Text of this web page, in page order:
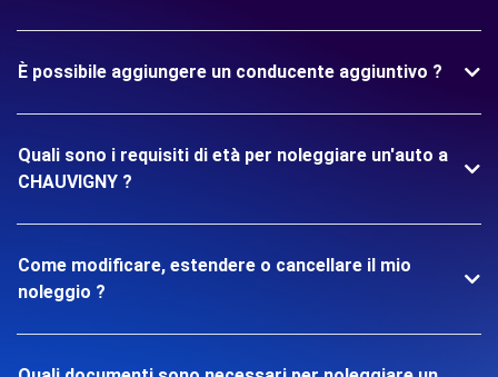
È possibile aggiungere un conducente aggiuntivo ?
Quali sono i requisiti di età per noleggiare un'auto a
CHAUVIGNY ?
Come modificare, estendere o cancellare il mio
noleggio ?